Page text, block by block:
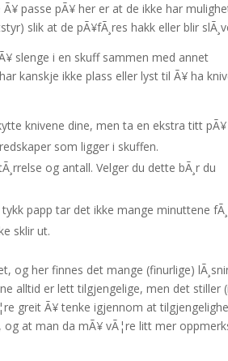
passe pÃ¥ her er at de ikke har
slik at de pÃ¥fÃ¸res hakk eller blir
slenge i en skuff sammen med annet
kanskje ikke plass eller lyst til Ã¥ ha
knivene dine, men ta en ekstra titt pÃ¥
som ligger i skuffen.
og antall. Velger du dette bÃ¸r du
papp tar det ikke mange minuttene
sklir ut.
og her finnes det mange (finurlige)
alltid er lett tilgjengelige, men det stiller (i
greit Ã¥ tenke igjennom at
og at man da mÃ¥ vÃ¦re litt mer